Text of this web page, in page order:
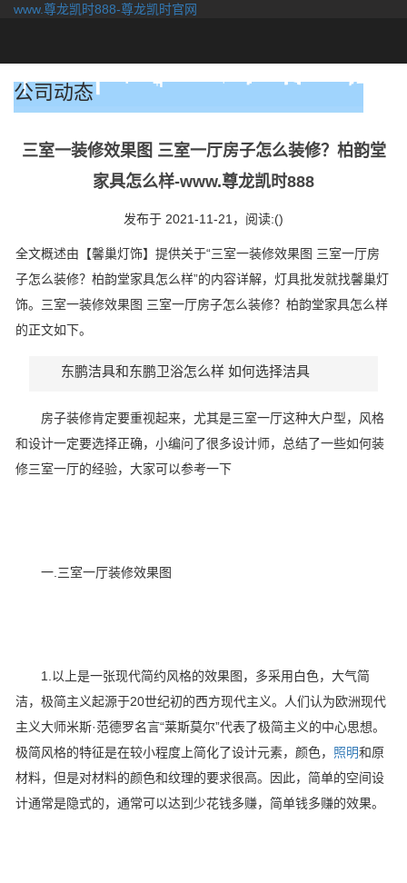
www.尊龙凯时888-尊龙凯时官网
公司动态
三室一装修效果图 三室一厅房子怎么装修？柏韵堂
家具怎么样-www.尊龙凯时888
发布于 2021-11-21， 阅读:()
全文概述由【馨巢灯饰】提供关于“三室一装修效果图 三室一厅房
子怎么装修？柏韵堂家具怎么样”的内容详解，灯具批发就找馨巢灯
饰。三室一装修效果图 三室一厅房子怎么装修？柏韵堂家具怎么样
的正文如下。
东鹏洁具和东鹏卫浴怎么样 如何选择洁具
房子装修肯定要重视起来，尤其是三室一厅这种大户型，风格
和设计一定要选择正确，小编问了很多设计师，总结了一些如何装
修三室一厅的经验，大家可以参考一下
一.三室一厅装修效果图
1.以上是一张现代简约风格的效果图，多采用白色，大气简
洁，极简主义起源于20世纪初的西方现代主义。人们认为欧洲现代
主义大师米斯·范德罗名言“莱斯莫尔”代表了极简主义的中心思想。
极简风格的特征是在较小程度上简化了设计元素，颜色， 照明和原
材料，但是对材料的颜色和纹理的要求很高。因此，简单的空间设
计通常是隐式的，通常可以达到少花钱多赚，简单钱多赚的效果。